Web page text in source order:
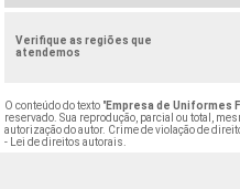
Verifique as regiões que
atendemos
O conteúdo do texto "Empresa de Uniformes
reservado. Sua reprodução, parcial ou total,
autorização do autor. Crime de violação de
- Lei de direitos autorais